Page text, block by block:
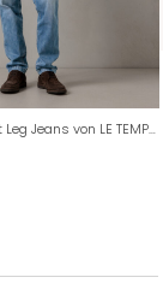
Lässige Straight Leg Jeans von LE TEMPS DES CERISES